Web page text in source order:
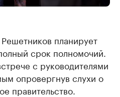
планирует
срок полномочий.
с руководителями
опровергнув слухи о
правительство.